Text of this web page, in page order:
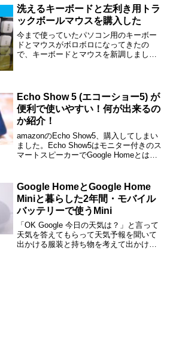
の代わりに使えないかな？ということで
試してみました。
洗えるキーボードと左利き用トラ
ックボールマウスを購入した
今まで使っていたパソコン用のキーボー
ドとマウスがボロボロになってきたの
で、キーボードとマウスを新調しまし
中々良いキーボードとマウスなのでご紹
介します。
Echo Show 5 (エコーショー5) が
便利で使いやすい！何が出来るの
か紹介！
amazonのEcho Show5、購入してしまい
ました。Echo Show5はモニター付きのス
マートスピーカーでGoogle Homeとは異
便利でどんなことが出来るのか、実際に
使ってみてよかったところを説明しま
す。
Google HomeとGoogle Home
Miniと暮らした2年間・モバイル
バッテリーで使うMini
「OK Google 今日の天気は？」と言って
天気を答えてもらって天気予報を聞いて
出かける服装と持ち物を考えて出かけて